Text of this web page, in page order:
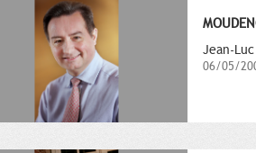
Jean-Luc
06/05/